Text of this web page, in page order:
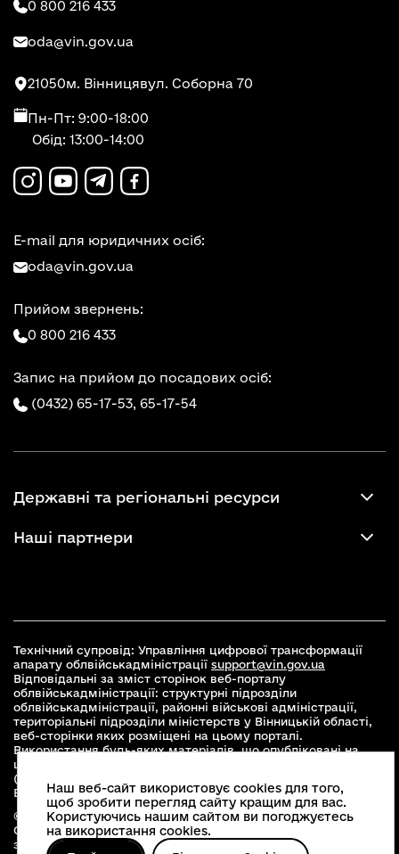
0 800 216 433
oda@vin.gov.ua
21050м. Вінницявул. Соборна 70
Пн-Пт: 9:00-18:00
Обід: 13:00-14:00
E-mail для юридичних осіб:
oda@vin.gov.ua
Прийом звернень:
0 800 216 433
Запис на прийом до посадових осіб:
(0432) 65-17-53, 65-17-54
Державні та регіональні ресурси
Наші партнери
Технічний супровід: Управління цифрової трансформації
апарату облвійськадміністрації support@vin.gov.ua
Відповідальні за зміст сторінок веб-порталу
облвійськадміністрації: структурні підрозділи
облвійськадміністрації, районні військові адміністрації,
територіальні підрозділи міністерств у Вінницькій області,
веб-сторінки яких розміщені на цьому порталі.
Використання будь-яких матеріалів, що опубліковані на
цьому сайті, дозволяється при умові зазначення посилання
(для інтернет-видань - гіперпосилання) на офіційний сайт
Вінницької облвійськадміністраціїwww.vin.gov.ua .
© 2026 Весь контент доступний за ліцензією Creative
Commons Attribution 4.0 International license, якщо не
зазначено інше
Наш веб-сайт використовує cookies для того,
щоб зробити перегляд сайту кращим для вас.
Користуючись нашим сайтом ви погоджуєтесь
на використання cookies.